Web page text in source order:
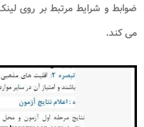
ضوابط و شرایط مرتبط بر روی
می کند.